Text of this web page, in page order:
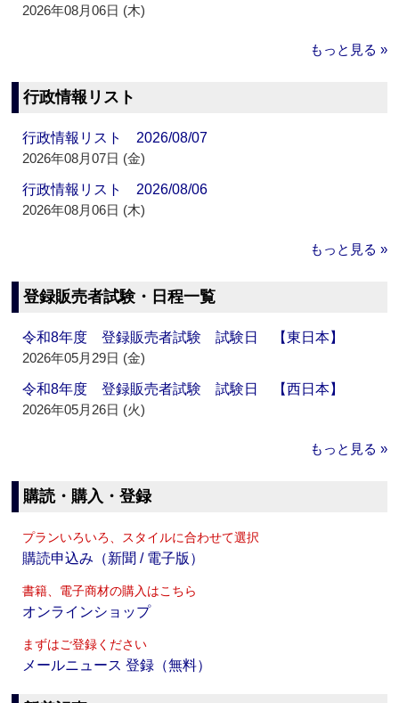
2026年08月06日 (木)
もっと見る »
行政情報リスト
行政情報リスト 2026/08/07
2026年08月07日 (金)
行政情報リスト 2026/08/06
2026年08月06日 (木)
もっと見る »
登録販売者試験・日程一覧
令和8年度 登録販売者試験 試験日 【東日本】
2026年05月29日 (金)
令和8年度 登録販売者試験 試験日 【西日本】
2026年05月26日 (火)
もっと見る »
購読・購入・登録
プランいろいろ、スタイルに合わせて選択
購読申込み（新聞 / 電子版）
書籍、電子商材の購入はこちら
オンラインショップ
まずはご登録ください
メールニュース 登録（無料）